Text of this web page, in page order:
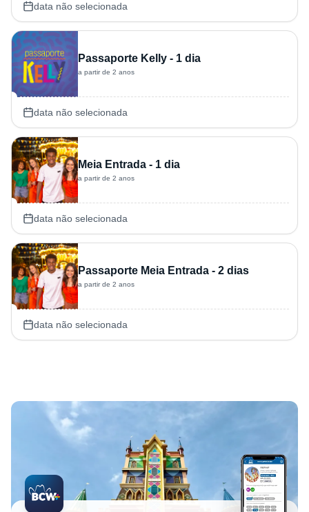
data não selecionada
Passaporte Kelly - 1 dia
a partir de 2 anos
data não selecionada
Meia Entrada - 1 dia
a partir de 2 anos
data não selecionada
Passaporte Meia Entrada - 2 dias
a partir de 2 anos
data não selecionada